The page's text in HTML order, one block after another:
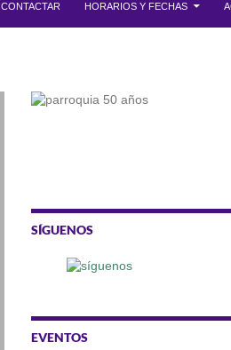
CONTACTAR HORARIOS Y FECHAS
SÍGUENOS
EVENTOS